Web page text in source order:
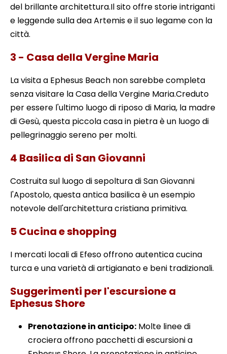
del brillante architettura.Il sito offre storie intriganti
e leggende sulla dea Artemis e il suo legame con la
città.
3 - Casa della Vergine Maria
La visita a Ephesus Beach non sarebbe completa
senza visitare la Casa della Vergine Maria.Creduto
per essere l'ultimo luogo di riposo di Maria, la madre
di Gesù, questa piccola casa in pietra è un luogo di
pellegrinaggio sereno per molti.
4 Basilica di San Giovanni
Costruita sul luogo di sepoltura di San Giovanni
l'Apostolo, questa antica basilica è un esempio
notevole dell'architettura cristiana primitiva.
5 Cucina e shopping
I mercati locali di Efeso offrono autentica cucina
turca e una varietà di artigianato e beni tradizionali.
Suggerimenti per l'escursione a
Ephesus Shore
Prenotazione in anticipo: Molte linee di
crociera offrono pacchetti di escursioni a